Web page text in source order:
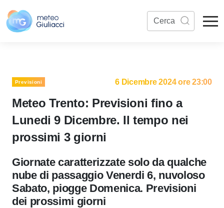
Previsioni 6 Dicembre 2024 ore 23:00
Meteo Trento: Previsioni fino a
Lunedi 9 Dicembre. Il tempo nei
prossimi 3 giorni
Giornate caratterizzate solo da qualche
nube di passaggio Venerdi 6, nuvoloso
Sabato, piogge Domenica. Previsioni
dei prossimi giorni